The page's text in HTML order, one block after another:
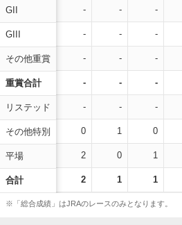
GII
GIII
その他重賞
重賞合計
リステッド
その他特別
平場
合計
- - -
- - -
- - -
- - -
- - -
0 1 0
2 0 1
2 1 1
※「総合成績」はJRAのレースのみとなります。